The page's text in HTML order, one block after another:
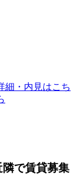
細・内見はこち
で賃貸募集